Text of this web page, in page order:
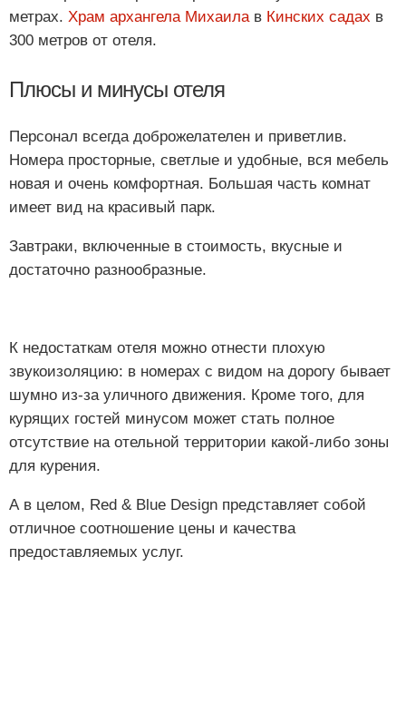
метрах. Храм архангела Михаила в Кинских садах в
300 метров от отеля.
Плюсы и минусы отеля
Персонал всегда доброжелателен и приветлив.
Номера просторные, светлые и удобные, вся мебель
новая и очень комфортная. Большая часть комнат
имеет вид на красивый парк.
Завтраки, включенные в стоимость, вкусные и
достаточно разнообразные.
К недостаткам отеля можно отнести плохую
звукоизоляцию: в номерах с видом на дорогу бывает
шумно из-за уличного движения. Кроме того, для
курящих гостей минусом может стать полное
отсутствие на отельной территории какой-либо зоны
для курения.
А в целом, Red & Blue Design представляет собой
отличное соотношение цены и качества
предоставляемых услуг.